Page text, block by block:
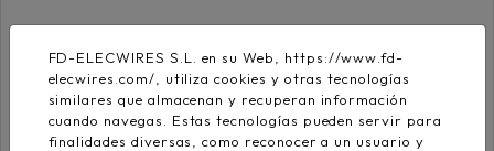
Propiedades
Certificados y Descargas
FD-ELECWIRES S.L. en su Web, https://www.fd-
elecwires.com/, utiliza cookies y otras tecnologías
similares que almacenan y recuperan información
cuando navegas. Estas tecnologías pueden servir para
finalidades diversas, como reconocer a un usuario y